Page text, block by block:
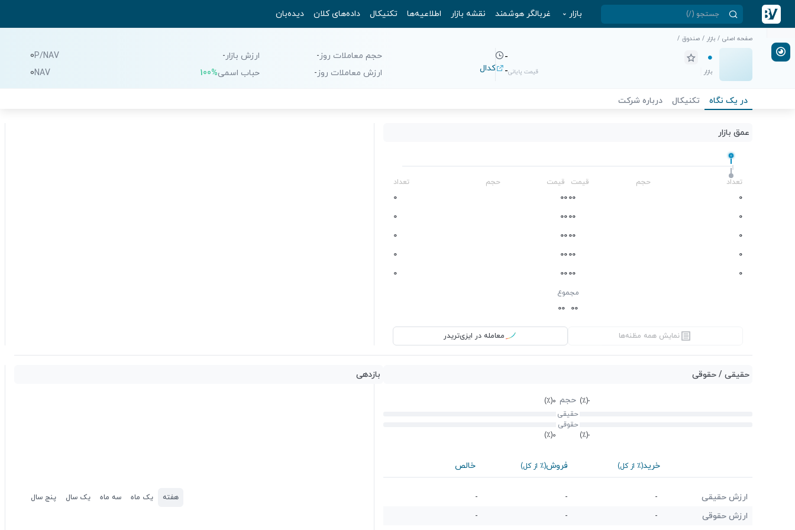
بازار غربالگر هوشمند نقشه بازار اطلاعیه‌ها تکنیکال داده‌های کلان دیده‌بان
صفحه اصلی / بازار / صندوق /
-
بازار قیمت پایانی- کدال
حجم معاملات روز-
ارزش معاملات روز-
ارزش بازار-
حباب اسمی100%
P/NAV
0
NAV
0
در یک نگاه تکنیکال درباره شرکت
عمق بازار
-
تعداد حجم قیمت قیمت حجم
تعداد
0
0
0
0
0
0
0
0
0
0
0
0
0
0
0
0
0
0
0
0
0
0
0
0
0
0
0
0
0
0
مجموع
0
0
0
0
نمایش همه مظنه‌ها معامله در ایزی‌تریدر
حقیقی / حقوقی
-(٪) حجم 0(٪)
حقیقی
حقوقی
-(٪) 0(٪)
خرید(٪ از کل) فروش(٪ از کل) خالص
ارزش حقیقی -
-
-
ارزش حقوقی
-
-
-
بازدهی
هفته یک ماه سه ماه یک سال پنج سال